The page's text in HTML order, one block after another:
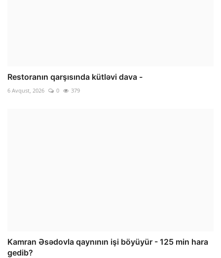
Restoranın qarşısında kütləvi dava -
6 Avqust, 2026 0 379
Kamran Əsədovla qaynının işi böyüyür - 125 min hara
gedib?